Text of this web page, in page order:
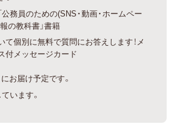
公務員のための(SNS・動画・ホームペー
の教科書」書籍
て個別に無料で質問にお答えします！メ
付メッセージカード
お届け予定です。
います。